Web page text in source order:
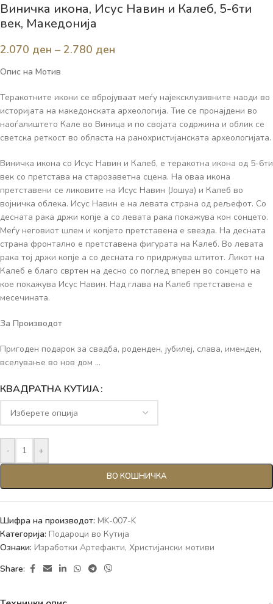
Виничка икона, Исус Навин и Калеб, 5-6ти
век, Македонија
2.070 ден – 2.780 ден
Опис на Мотив
Теракотните икони се вбројуваат меѓу најексклузивните наоди во
историјата на македонската археологија. Тие се пронајдени во
наоѓалиштето Кале во Виница и по својата содржина и облик се
светска реткост во областа на ранохристијанската археологијата.
Виничка икона со Исус Навин и Калеб, е теракотна икона од 5-6ти
век со претстава на старозаветна сцена. На оваа икона
претставени се ликовите на Исус Навин (Јошуа) и Калеб во
војничка облека. Исус Навин е на левата страна од рељефот. Со
десната рака држи копје а со левата рака покажува кон сонцето.
Меѓу неговиот шлем и копјето претставена е ѕвезда. На десната
страна фронтално е претставена фигурата на Калеб. Во левата
рака тој држи копје а со десната го придржува штитот. Ликот на
Калеб е благо свртен на десно со поглед вперен во сонцето на
кое покажува Исус Навин. Над глава на Калеб претставена е
месечината.
За Производот
Пригоден подарок за свадба, роденден, јубилеј, слава, именден,
вселување во нов дом …
КВАДРАТНА КУТИЈА
- +
ВО КОШНИЧКА
Шифра на производот: MK-007-K
Категорија: Подароци во Кутија
Ознаки: Изработки Артефакти, Христијански мотиви
Share: